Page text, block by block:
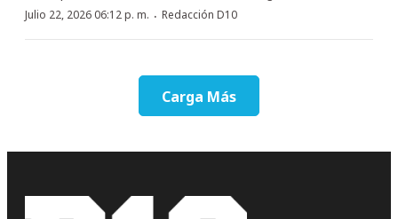
Julio 22, 2026 06:12 p. m. · Redacción D10
Carga Más